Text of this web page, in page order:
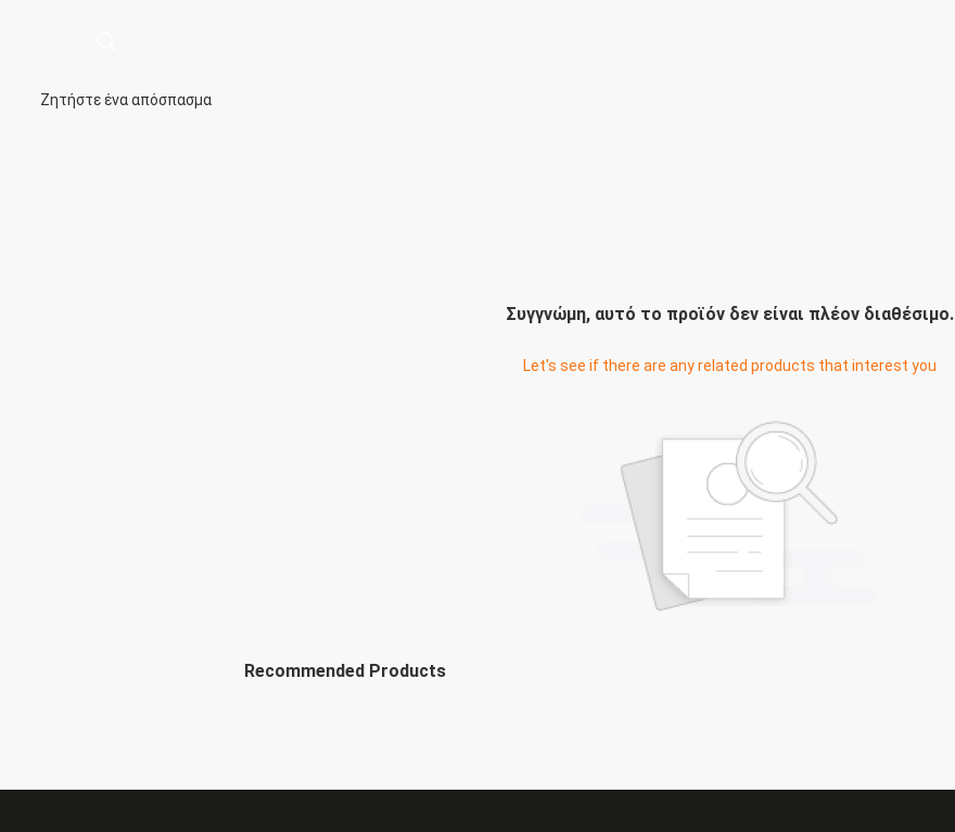
Ζητήστε ένα απόσπασμα
Συγγνώμη, αυτό το προϊόν δεν είναι πλέον διαθέσιμο.
Let's see if there are any related products that interest you
Recommended Products